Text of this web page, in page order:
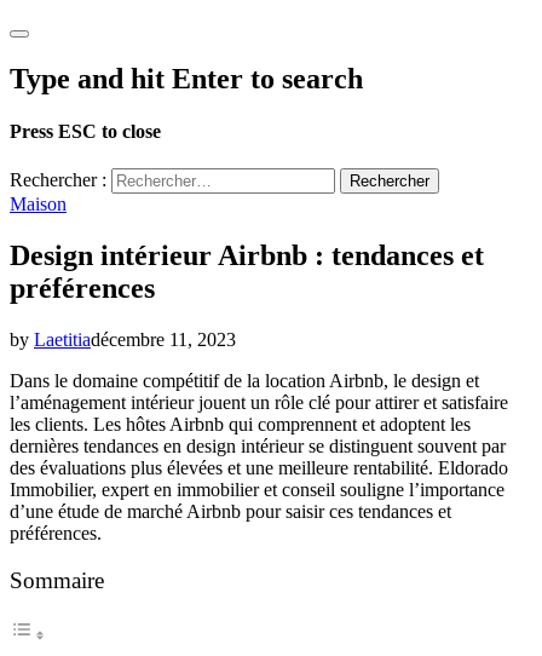
Type and hit Enter to search
Press ESC to close
Rechercher :
Maison
Design intérieur Airbnb : tendances et
préférences
by Laetitiadécembre 11, 2023
Dans le domaine compétitif de la location Airbnb, le design et
l’aménagement intérieur jouent un rôle clé pour attirer et satisfaire
les clients. Les hôtes Airbnb qui comprennent et adoptent les
dernières tendances en design intérieur se distinguent souvent par
des évaluations plus élevées et une meilleure rentabilité. Eldorado
Immobilier, expert en immobilier et conseil souligne l’importance
d’une étude de marché Airbnb pour saisir ces tendances et
préférences.
Sommaire